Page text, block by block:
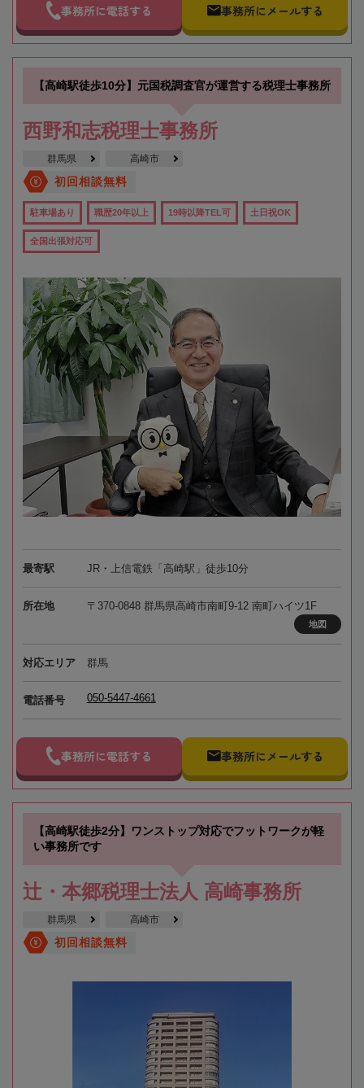
事務所に電話する 事務所にメールする
【高崎駅徒歩10分】元国税調査官が運営する税理士事務所
西野和志税理士事務所
群馬県 高崎市
初回相談無料
駐車場あり 職歴20年以上 19時以降TEL可 土日祝OK
全国出張対応可
最寄駅 JR・上信電鉄「高崎駅」徒歩10分
所在地 〒370-0848 群馬県高崎市南町9-12 南町ハイツ1F
地図
対応エリア 群馬
電話番号 050-5447-4661
事務所に電話する 事務所にメールする
【高崎駅徒歩2分】ワンストップ対応でフットワークが軽
い事務所です
辻・本郷税理士法人 高崎事務所
群馬県 高崎市
初回相談無料